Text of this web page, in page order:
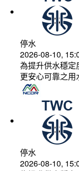
停水
2026-08-10,
為提升供水穩
更安心可靠之用
停水
2026-08-10,